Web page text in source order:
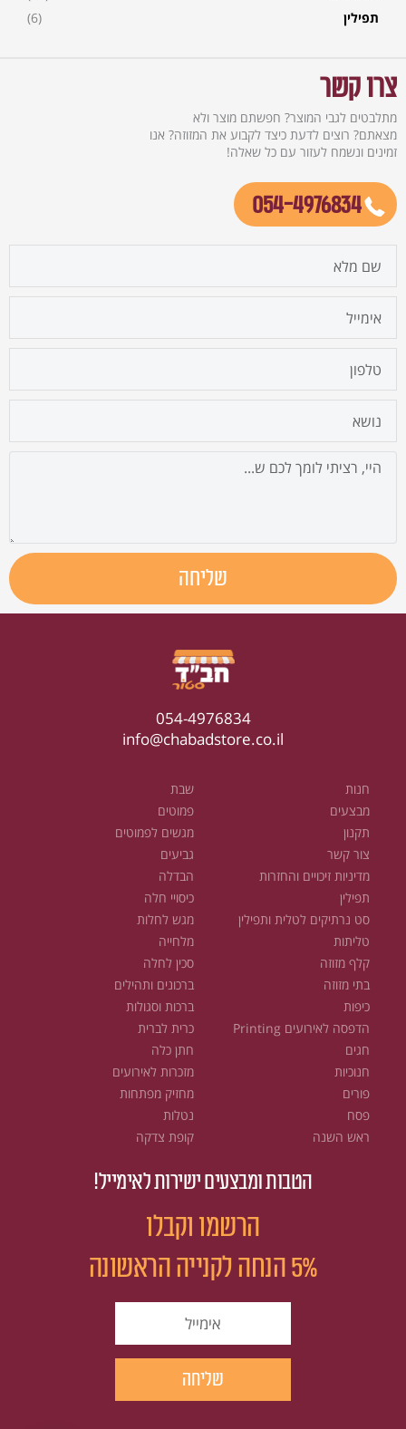
תפילין
(6)
צרו קשר
מתלבטים לגבי המוצר? חפשתם מוצר ולא
מצאתם? רוצים לדעת כיצד לקבוע את המזוזה? אנו
זמינים ונשמח לעזור עם כל שאלה!
054-4976834
הודעה
שליחה
054-4976834
info@chabadstore.co.il
חנות
מבצעים
תקנון
צור קשר
מדיניות זיכויים והחזרות
תפילין
סט נרתיקים לטלית ותפילין
טליתות
קלף מזוזה
בתי מזוזה
כיפות
הדפסה לאירועים Printing
חגים
חנוכיות
פורים
פסח
ראש השנה
שבת
פמוטים
מגשים לפמוטים
גביעים
הבדלה
כיסויי חלה
מגש לחלות
מלחייה
סכין לחלה
ברכונים ותהילים
ברכות וסגולות
כרית לברית
חתן כלה
מזכרות לאירועים
מחזיק מפתחות
נטלות
קופת צדקה
הטבות ומבצעים ישירות לאימייל!
הרשמו וקבלו
5% הנחה לקנייה הראשונה
שליחה